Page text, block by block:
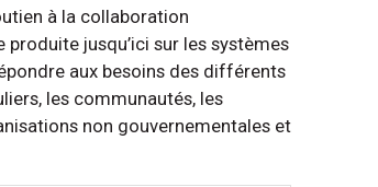
à la collaboration
jusqu’ici sur les systèmes
aux besoins des différents
les communautés, les
non gouvernementales et